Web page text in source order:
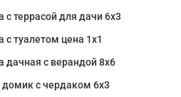
с террасой для дачи 6х3
с туалетом цена 1х1
дачная с верандой 8х6
с чердаком 6х3